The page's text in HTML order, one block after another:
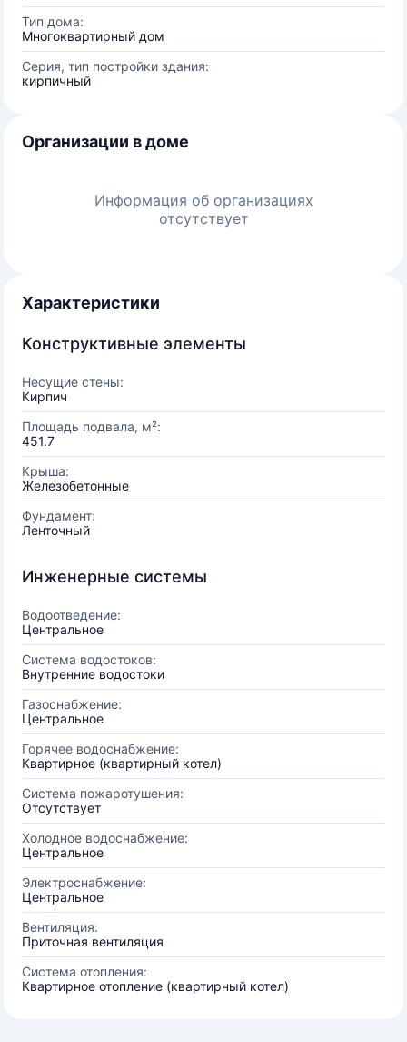
Тип дома:
Многоквартирный дом
Серия, тип постройки здания:
кирпичный
Организации в доме
Информация об организациях
отсутствует
Характеристики
Конструктивные элементы
Несущие стены:
Кирпич
Площадь подвала, м²:
451.7
Крыша:
Железобетонные
Фундамент:
Ленточный
Инженерные системы
Водоотведение:
Центральное
Система водостоков:
Внутренние водостоки
Газоснабжение:
Центральное
Горячее водоснабжение:
Квартирное (квартирный котел)
Система пожаротушения:
Отсутствует
Холодное водоснабжение:
Центральное
Электроснабжение:
Центральное
Вентиляция:
Приточная вентиляция
Система отопления:
Квартирное отопление (квартирный котел)